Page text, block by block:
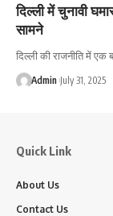
दिल्ली में चुनावी
सामने
दिल्ली की राजनीति में
Admin July 31, 2025
Quick Link
About Us
Contact Us